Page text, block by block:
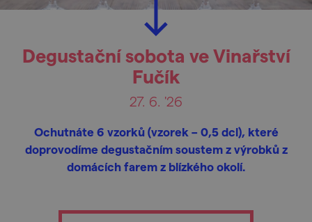
Degustační sobota ve Vinařství
Fučík
27. 6. '26
Ochutnáte 6 vzorků (vzorek – 0,5 dcl), které
doprovodíme degustačním soustem z výrobků z
domácích farem z blízkého okolí.